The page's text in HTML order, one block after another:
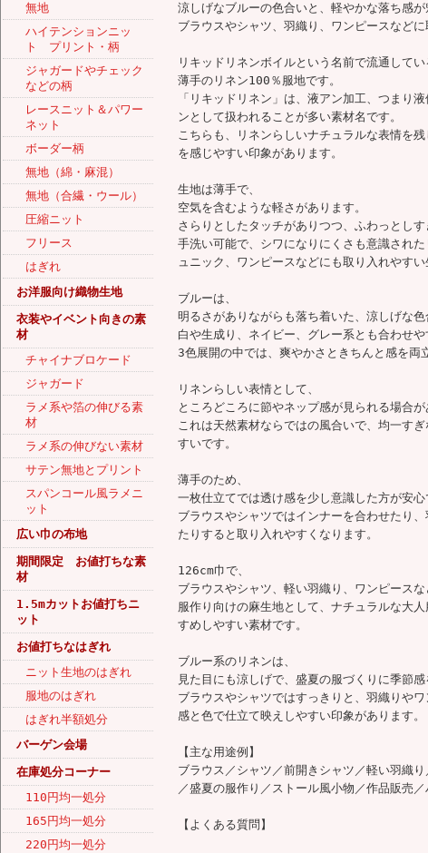
無地
ハイテンションニッ
ト プリント・柄
ジャガードやチェック
などの柄
レースニット＆パワー
ネット
ボーダー柄
無地（綿・麻混）
無地（合繊・ウール）
圧縮ニット
フリース
はぎれ
お洋服向け織物生地
衣装やイベント向きの素
材
チャイナブロケード
ジャガード
ラメ系や箔の伸びる素
材
ラメ系の伸びない素材
サテン無地とプリント
スパンコール風ラメニ
ット
広い巾の布地
期間限定 お値打ちな素
材
1.5mカットお値打ちニ
ット
お値打ちなはぎれ
ニット生地のはぎれ
服地のはぎれ
はぎれ半額処分
バーゲン会場
在庫処分コーナー
110円均一処分
165円均一処分
220円均一処分
涼しげなブルーの色合いと、軽やかな落ち感
ブラウスやシャツ、羽織り、ワンピースなど
リキッドリネンボイルという名前で流通してい
薄手のリネン100％服地です。
「リキッドリネン」は、液アン加工、つまり
ンとして扱われることが多い素材名です。
こちらも、リネンらしいナチュラルな表情を
を感じやすい印象があります。
生地は薄手で、
空気を含むような軽さがあります。
さらりとしたタッチがありつつ、ふわっとし
手洗い可能で、シワになりにくさも意識され
ュニック、ワンピースなどにも取り入れやすい
ブルーは、
明るさがありながらも落ち着いた、涼しげな色
白や生成り、ネイビー、グレー系とも合わせ
3色展開の中では、爽やかさときちんと感を両
リネンらしい表情として、
ところどころに節やネップ感が見られる場合が
これは天然素材ならではの風合いで、均一す
すいです。
薄手のため、
一枚仕立てでは透け感を少し意識した方が安心
ブラウスやシャツではインナーを合わせたり
たりすると取り入れやすくなります。
126cm巾で、
ブラウスやシャツ、軽い羽織り、ワンピース
服作り向けの麻生地として、ナチュラルな大
すめしやすい素材です。
ブルー系のリネンは、
見た目にも涼しげで、盛夏の服づくりに季節感
ブラウスやシャツではすっきりと、羽織りや
感と色で仕立て映えしやすい印象があります。
【主な用途例】
ブラウス／シャツ／前開きシャツ／軽い羽織
／盛夏の服作り／ストール風小物／作品販売
【よくある質問】